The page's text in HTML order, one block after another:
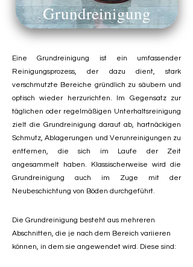
Grundreinigung
Eine Grundreinigung ist ein umfassender
Reinigungsprozess, der dazu dient, stark
verschmutzte Bereiche gründlich zu säubern und
optisch wieder herzurichten. Im Gegensatz zur
täglichen oder regelmäßigen Unterhaltsreinigung
zielt die Grundreinigung darauf ab, hartnäckigen
Schmutz, Ablagerungen und Verunreinigungen zu
entfernen, die sich im Laufe der Zeit
angesammelt haben. Klassischerweise wird die
Grundreinigung auch im Zuge mit der
Neubeschichtung von Böden durchgeführt.
Die Grundreinigung besteht aus mehreren
Abschnitten, die je nach dem Bereich variieren
können, in dem sie angewendet wird. Diese sind: